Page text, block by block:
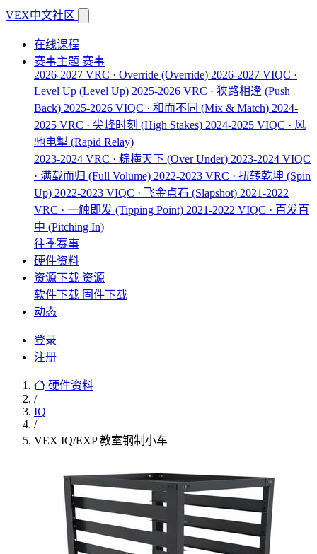
VEX中文社区
在线课程
赛事主题 赛事
2026-2027 VRC · Override (Override) 2026-2027 VIQC ·
Level Up (Level Up) 2025-2026 VRC · 狭路相逢 (Push
Back) 2025-2026 VIQC · 和而不同 (Mix & Match) 2024-
2025 VRC · 尖峰时刻 (High Stakes) 2024-2025 VIQC · 风
驰电掣 (Rapid Relay)
2023-2024 VRC · 粽横天下 (Over Under) 2023-2024 VIQC
· 满载而归 (Full Volume) 2022-2023 VRC · 扭转乾坤 (Spin
Up) 2022-2023 VIQC · 飞金点石 (Slapshot) 2021-2022
VRC · 一触即发 (Tipping Point) 2021-2022 VIQC · 百发百
中 (Pitching In)
往季赛事
硬件资料
资源下载 资源
软件下载 固件下载
动态
登录
注册
硬件资料
/
IQ
/
VEX IQ/EXP 教室钢制小车